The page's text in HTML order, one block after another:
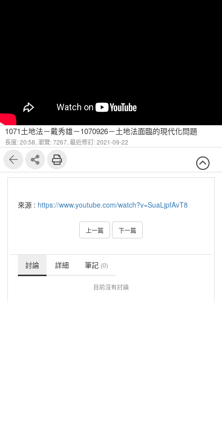
1071土地法－戴秀雄－1070926－土地法面臨的現代化問題
長度: 20:58, 瀏覽: 7267, 最近修訂: 2021-09-22
來源 : https://www.youtube.com/watch?v=SuaLjpfAvT8
上一篇 下一篇
討論 詳細 筆記 (0)
目前沒有討論